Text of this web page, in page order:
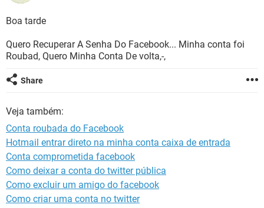
GUIA DE COMPRAS
INSTAGRAM
CELULAR
OUTLOOK
INSTAGRAM GMAIL
OUTLOOK EXCEL
INSTAGRAM
Boa tarde
Quero Recuperar A Senha Do Facebook... Minha conta foi
Roubad, Quero Minha Conta De volta,-,
Share
Veja também:
Conta roubada do Facebook
Hotmail entrar direto na minha conta caixa de entrada
Conta comprometida facebook
Como deixar a conta do twitter pública
Como excluir um amigo do facebook
Como criar uma conta no twitter